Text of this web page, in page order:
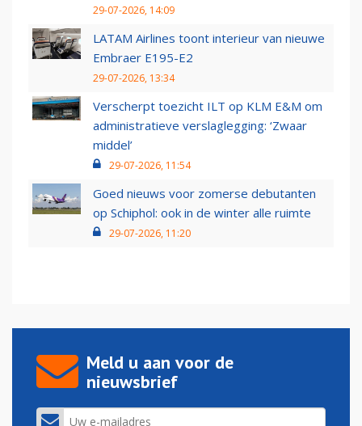
29-07-2026, 14:09
LATAM Airlines toont interieur van nieuwe
Embraer E195-E2
29-07-2026, 13:34
Verscherpt toezicht ILT op KLM E&M om
administratieve verslaglegging: ‘Zwaar
middel’
29-07-2026, 11:54
Goed nieuws voor zomerse debutanten
op Schiphol: ook in de winter alle ruimte
29-07-2026, 11:20
Meld u aan voor de
nieuwsbrief